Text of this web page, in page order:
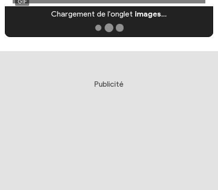
Chargement de l'onglet images…
Publicité